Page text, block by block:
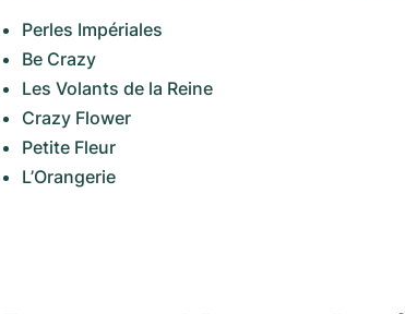
Perles Impériales
Be Crazy
Les Volants de la Reine
Crazy Flower
Petite Fleur
L’Orangerie